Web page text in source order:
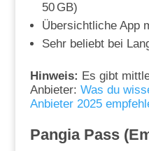
50 GB)
Übersichtliche App
Sehr beliebt bei
Hinweis: Es gibt
Anbieter: Was du
Anbieter 2025
Pangia Pass